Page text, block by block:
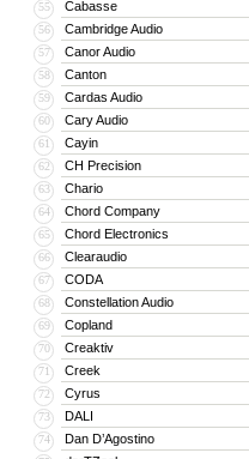
55 Cabasse
56 Cambridge Audio
57 Canor Audio
58 Canton
59 Cardas Audio
60 Cary Audio
61 Cayin
62 CH Precision
63 Chario
64 Chord Company
65 Chord Electronics
66 Clearaudio
67 CODA
68 Constellation Audio
69 Copland
70 Creaktiv
71 Creek
72 Cyrus
73 DALI
74 Dan D’Agostino